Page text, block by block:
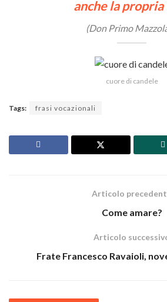
anche la propria
(Don Primo
cuore di candele
Tags: frasi vocazionali
Articolo
Come amare?
Articolo
Frate Francesco Ravaioli,